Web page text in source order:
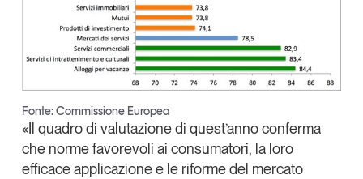
Fonte: Commissione Europea
«Il quadro di valutazione di quest’anno conferma
che norme favorevoli ai consumatori, la loro
efficace applicazione e le riforme del mercato